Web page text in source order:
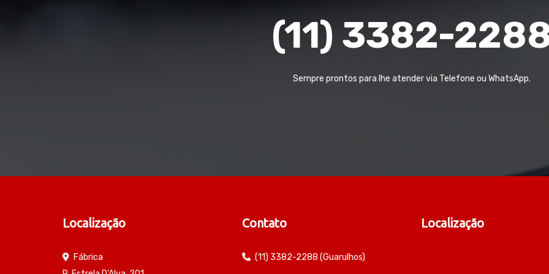
(11) 3382-
Sempre prontos para lhe atender via Telefone ou WhatsApp.
Localização
Fábrica
Contato
(11) 3382-2288 (Guarulhos)
Localização